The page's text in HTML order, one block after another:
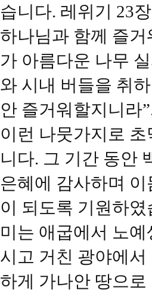
습니다. 레위기 23
하나님과 함께 즐
가 아름다운 나무
와 시내 버들을 취
안 즐거워할지니라
이런 나뭇가지로
니다. 그 기간 동안
은혜에 감사하며
이 되도록 기원하
미는 애굽에서 노
시고 거친 광야에
하게 가나안 땅으